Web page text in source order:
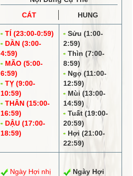
CÁT
HUNG
TÍ (23:00-0:59)
DẦN (3:00-
4:59)
MÃO (5:00-
6:59)
TỴ (9:00-
10:59)
THÂN (15:00-
16:59)
DẬU (17:00-
18:59)
Sửu (1:00-
2:59)
Thìn (7:00-
8:59)
Ngọ (11:00-
12:59)
Mùi (13:00-
14:59)
Tuất (19:00-
20:59)
Hợi (21:00-
22:59)
Ngày Hợi nhị
Ngày Hợi